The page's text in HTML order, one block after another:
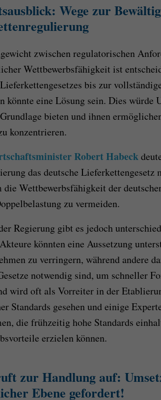
Wege zur
zwischen regulatorischen
Wettbewerbsfähigkeit ist
bis zur
könnte eine Lösung sein. Dies würde
bieten und ihnen
konzentrieren.
Robert Habeck
das deutsche Lieferkettengesetz
die Wettbewerbsfähigkeit der
zu vermeiden.
Regierung gibt es jedoch
könnten eine Aussetzung
zu verringern, während andere
notwendig sind, um schneller
wird oft als Vorreiter in der
Standards gesehen und einige
die frühzeitig hohe Standards
erzielen können.
zur Handlung auf:
Ebene gefordert!